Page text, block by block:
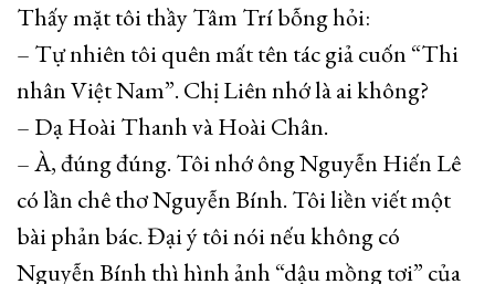
Thấy mặt tôi thầy Tâm Trí bỗng hỏi:
– Tự nhiên tôi quên mất tên tác giả cuốn “Thi
nhân Việt Nam”. Chị Liên nhớ là ai không?
– Dạ Hoài Thanh và Hoài Chân.
– À, đúng đúng. Tôi nhớ ông Nguyễn Hiến Lê
có lần chê thơ Nguyễn Bính. Tôi liền viết một
bài phản bác. Đại ý tôi nói nếu không có
Nguyễn Bính thì hình ảnh “dậu mồng tơi” của